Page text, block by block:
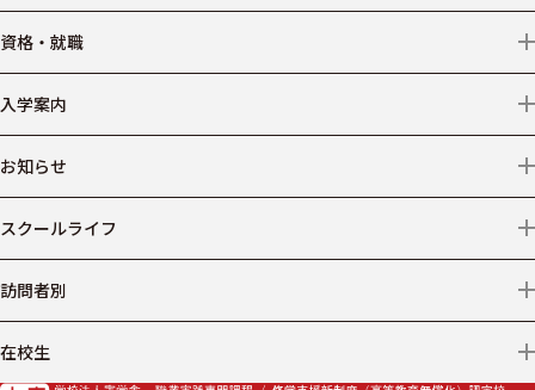
デザイン
ビジネス
仕事からコースを探す
学校情報
情報公開
資格・就職
資格
入学案内
募集学科・コース等
出願について
AO入学
お知らせ
ニュース
スクールライフ
施設・設備
訪問者別
保護者の方へ
在校生